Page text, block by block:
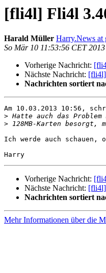
[fli4l] Fli4l
Harald Müller Harry.News at
So Mär 10 11:53:56 CET 2013
Vorherige Nachricht:
Nächste Nachricht: [fli4l]
Nachrichten sortiert
Am 10.03.2013 10:56,
>
>
Ich werde auch
Vorherige Nachricht:
Nächste Nachricht: [fli4l]
Nachrichten sortiert
Mehr Informationen über die